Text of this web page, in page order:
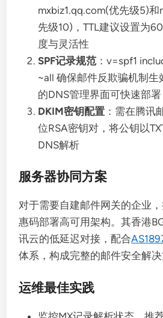
mxbiz1.qq.com(优先级5)
先级10)，TTL建议设置为
度与灵活性
SPF记录规范：v=spf1
~all 确保邮件反欺骗机制
的DNS管理界面可快速部署
DKIM密钥配置 ：需在腾讯
位RSA密钥对，将公钥以
DNS解析
服务器协同方案
对于需要自建邮件网关的企业
惠码部署高可用架构。其香港
讯云的低延迟对接，配合
体系，构成完整的邮件安全解决
运维最佳实践